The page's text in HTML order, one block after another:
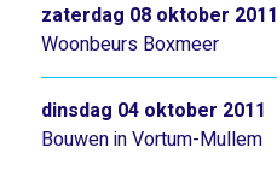
Woonbeurs Boxmeer
zaterdag 08 oktober 2011
Bouwen in Vortum-Mullem
dinsdag 04 oktober 2011